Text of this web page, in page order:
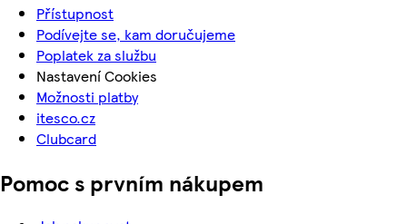
Přístupnost
Podívejte se, kam doručujeme
Poplatek za službu
Nastavení Cookies
Možnosti platby
itesco.cz
Clubcard
Pomoc s prvním nákupem